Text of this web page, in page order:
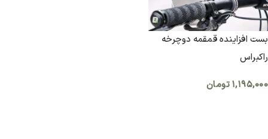
بست افزاینده قمقمه دوچرخه
راکبراس
۱,۱۹۵,۰۰۰تومان